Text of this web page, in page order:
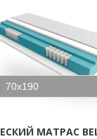
МАТРАС